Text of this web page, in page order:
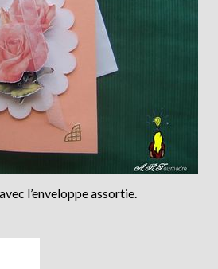
l’enveloppe assortie.